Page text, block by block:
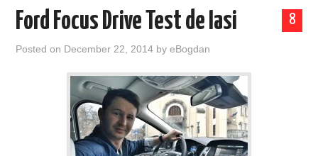
8
Ford Focus Drive Test de Iasi
Posted on December 22, 2014 byeBogdan